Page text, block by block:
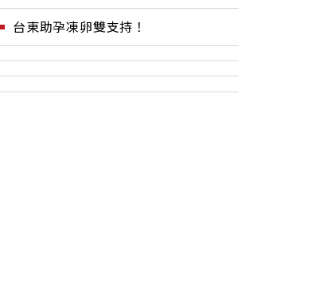
台東助孕凍卵雙支持！